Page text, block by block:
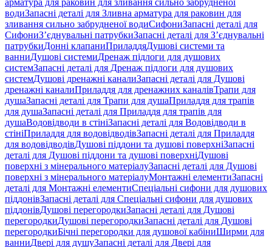
арматура для раковин для зливання сильно забрудненої
водиЗапасні деталі для Зливна арматура для раковин для
зливання сильно забрудненої водиСифониЗапасні деталі для
СифониЗ’єднувальні патрубкиЗапасні деталі для З’єднувальні
патрубкиДонні клапаниПриладдяДушові системи та
ванниДушові системиДренаж підлоги для душових
системЗапасні деталі для Дренаж підлоги для душових
системДушові дренажні каналиЗапасні деталі для Душові
дренажні каналиПриладдя для дренажних каналівТрапи для
душаЗапасні деталі для Трапи для душаПриладдя для трапів
для душаЗапасні деталі для Приладдя для трапів для
душаВодовідводи в стініЗапасні деталі для Водовідводи в
стініПриладдя для водовідводівЗапасні деталі для Приладдя
для водовідводівДушові піддони та душові поверхніЗапасні
деталі для Душові піддони та душові поверхніДушові
поверхні з мінерального матеріалуЗапасні деталі для Душові
поверхні з мінерального матеріалуМонтажні елементиЗапасні
деталі для Монтажні елементиСпеціальні сифони для душових
піддонівЗапасні деталі для Спеціальні сифони для душових
піддонівДушові перегородкиЗапасні деталі для Душові
перегородкиДушові перегородкиЗапасні деталі для Душові
перегородкиБічні перегородки для душової кабіниШирми для
ванниДвері для душуЗапасні деталі для Двері для